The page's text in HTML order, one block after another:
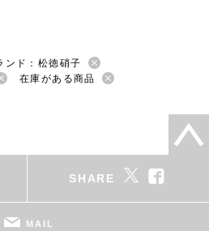
ンド：松徳硝子
在庫がある商品
SHARE
MAIL